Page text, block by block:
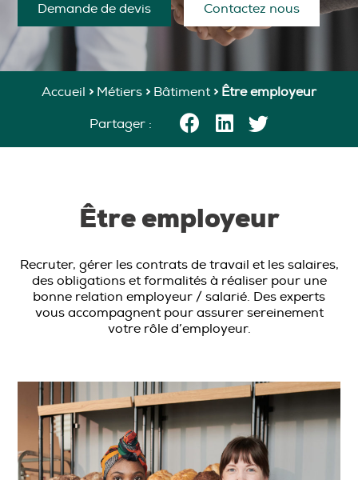
Demande de devis Contactez nous
Accueil > Métiers > Bâtiment > Être employeur
Partager :
Être employeur
Recruter, gérer les contrats de travail et les salaires,
des obligations et formalités à réaliser pour une
bonne relation employeur / salarié. Des experts
vous accompagnent pour assurer sereinement
votre rôle d’employeur.